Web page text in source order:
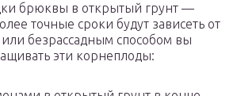
брюквы в открытый грунт —
точные сроки будут зависеть от
безрассадным способом вы
эти корнеплоды: